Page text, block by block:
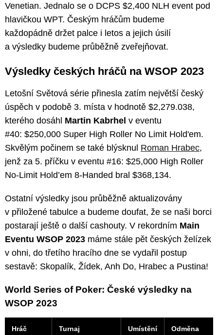
Venetian. Jednalo se o DCPS $2,400 NLH event pod
hlavičkou WPT. Českým hráčům budeme
každopádně držet palce i letos a jejich úsilí
a výsledky budeme průběžně zveřejňovat.
Výsledky českých hráčů na WSOP 2023
Letošní Světová série přinesla zatím největší český
úspěch v podobě 3. místa v hodnotě $2,279.038,
kterého dosáhl Martin Kabrhel v eventu
#40: $250,000 Super High Roller No Limit Hold'em.
Skvělým počinem se také blýsknul Roman Hrabec,
jenž za 5. příčku v eventu #16: $25,000 High Roller
No-Limit Hold’em 8-Handed bral $368,134.
Ostatní výsledky jsou průběžně aktualizovány
v přiložené tabulce a budeme doufat, že se naši borci
postarají ještě o další cashouty. V rekordním Main
Eventu WSOP 2023 máme stále pět českých želízek
v ohni, do třetího hracího dne se vydařil postup
sestavě: Skopalík, Žídek, Anh Do, Hrabec a Pustina!
World Series of Poker: České výsledky na
WSOP 2023
Hráč Turnaj Umístění Odměna